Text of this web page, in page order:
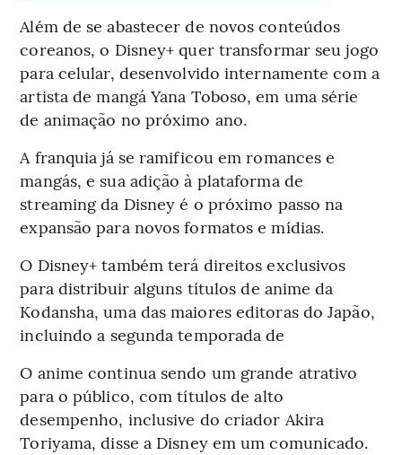
Além de se abastecer de novos conteúdos
coreanos, o Disney+ quer transformar seu jogo
para celular, desenvolvido internamente com a
artista de mangá Yana Toboso, em uma série
de animação no próximo ano.
A franquia já se ramificou em romances e
mangás, e sua adição à plataforma de
streaming da Disney é o próximo passo na
expansão para novos formatos e mídias.
O Disney+ também terá direitos exclusivos
para distribuir alguns títulos de anime da
Kodansha, uma das maiores editoras do Japão,
incluindo a segunda temporada de
O anime continua sendo um grande atrativo
para o público, com títulos de alto
desempenho, inclusive do criador Akira
Toriyama, disse a Disney em um comunicado.